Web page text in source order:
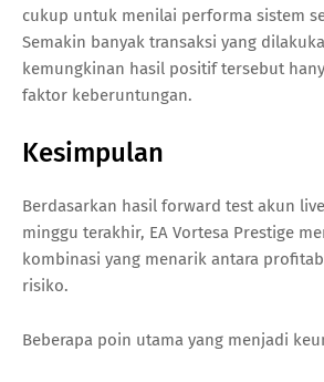
cukup untuk menilai performa sistem
Semakin banyak transaksi yang
kemungkinan hasil positif tersebut
faktor keberuntungan.
Kesimpulan
Berdasarkan hasil forward test akun
minggu terakhir, EA Vortesa Prestige
kombinasi yang menarik antara
risiko.
Beberapa poin utama yang menjadi